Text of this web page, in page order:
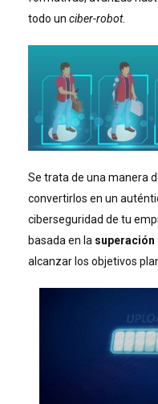
todo un ciber-robot.
Se trata de una manera
convertirlos en un
ciberseguridad de tu
basada en la superación
alcanzar los objetivos